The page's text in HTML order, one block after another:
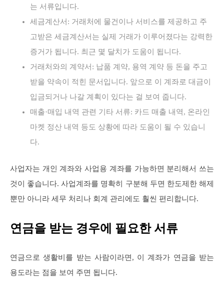
는 서류입니다.
세금계산서: 거래처에 물건이나 서비스를 제공하고 주
고받은 세금계산서는 실제 거래가 이루어졌다는 강력한
증거가 됩니다. 최근 몇 달치가 도움이 됩니다.
거래처와의 계약서: 납품 계약, 용역 계약 등 돈을 주고
받을 약속이 적힌 문서입니다. 앞으로 이 계좌로 대금이
입금되거나 나갈 계획이 있다는 걸 보여 줍니다.
매출·매입 내역 관련 기타 서류: 카드 매출 내역, 온라인
마켓 정산 내역 등도 상황에 따라 도움이 될 수 있습니
다.
사업자는 개인 계좌와 사업용 계좌를 가능하면 분리해서 쓰는
것이 좋습니다. 사업계좌를 명확히 구분해 두면 한도제한 해제
뿐만 아니라 세무 처리나 회계 관리에도 훨씬 편리합니다.
연금을 받는 경우에 필요한 서류
연금으로 생활비를 받는 사람이라면, 이 계좌가 연금을 받는
용도라는 점을 보여 주면 됩니다.